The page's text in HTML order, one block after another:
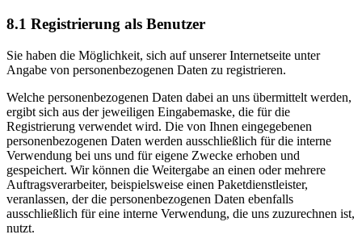
8.1 Registrierung als Benutzer
Sie haben die Möglichkeit, sich auf unserer Internetseite unter
Angabe von personenbezogenen Daten zu registrieren.
Welche personenbezogenen Daten dabei an uns übermittelt werden,
ergibt sich aus der jeweiligen Eingabemaske, die für die
Registrierung verwendet wird. Die von Ihnen eingegebenen
personenbezogenen Daten werden ausschließlich für die interne
Verwendung bei uns und für eigene Zwecke erhoben und
gespeichert. Wir können die Weitergabe an einen oder mehrere
Auftragsverarbeiter, beispielsweise einen Paketdienstleister,
veranlassen, der die personenbezogenen Daten ebenfalls
ausschließlich für eine interne Verwendung, die uns zuzurechnen ist,
nutzt.